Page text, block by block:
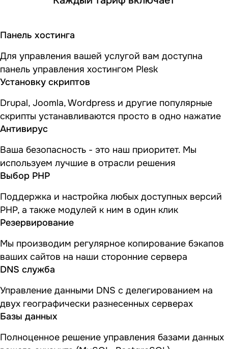
Панель хостинга
Для управления вашей услугой вам доступна
панель управления хостингом Plesk
Установку скриптов
Drupal, Joomla, Wordpress и другие популярные
скрипты устанавливаются просто в одно нажатие
Антивирус
Ваша безопасность - это наш приоритет. Мы
используем лучшие в отрасли решения
Выбор PHP
Поддержка и настройка любых доступных версий
PHP, а также модулей к ним в один клик
Резервирование
Мы производим регулярное копирование бэкапов
ваших сайтов на наши сторонние сервера
DNS служба
Управление данными DNS с делегированием на
двух географически разнесенных серверах
Базы данных
Полноценное решение управления базами данных